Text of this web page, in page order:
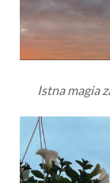
Istna magia